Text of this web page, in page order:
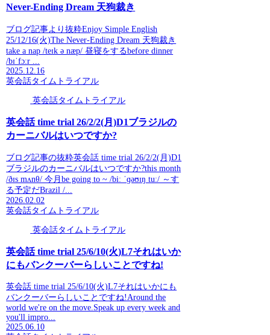
Never-Ending Dream 天狗裁き
ブログ記事より抜粋Enjoy Simple English
25/12/16(火)The Never-Ending Dream 天狗裁き
take a nap /teɪk ə næp/ 昼寝をするbefore dinner
/bɪˈfɔːr ...
2025.12.16
英会話タイムトライアル
英会話タイムトライアル
英会話 time trial 26/2/2(月)D1ブラジルの
カーニバルはいつですか?
ブログ記事の抜粋英会話 time trial 26/2/2(月)D1
ブラジルのカーニバルはいつですか?this month
/ðɪs mʌnθ/ 今月be going to ~ /biː ˈɡəʊɪŋ tuː/ ～す
る予定だBrazil /...
2026.02.02
英会話タイムトライアル
英会話タイムトライアル
英会話 time trial 25/6/10(火)L7それはいか
にもバンクーバーらしいことですね!
英会話 time trial 25/6/10(火)L7それはいかにも
バンクーバーらしいことですね!Around the
world we're on the move.Speak up every week and
you'll impro...
2025.06.10